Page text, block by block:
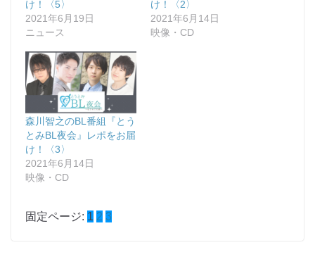
け！〈5〉
2021年6月19日
ニュース
け！〈2〉
2021年6月14日
映像・CD
森川智之のBL番組『とう
とみBL夜会』レポをお届
け！〈3〉
2021年6月14日
映像・CD
固定ページ: 1 2 3